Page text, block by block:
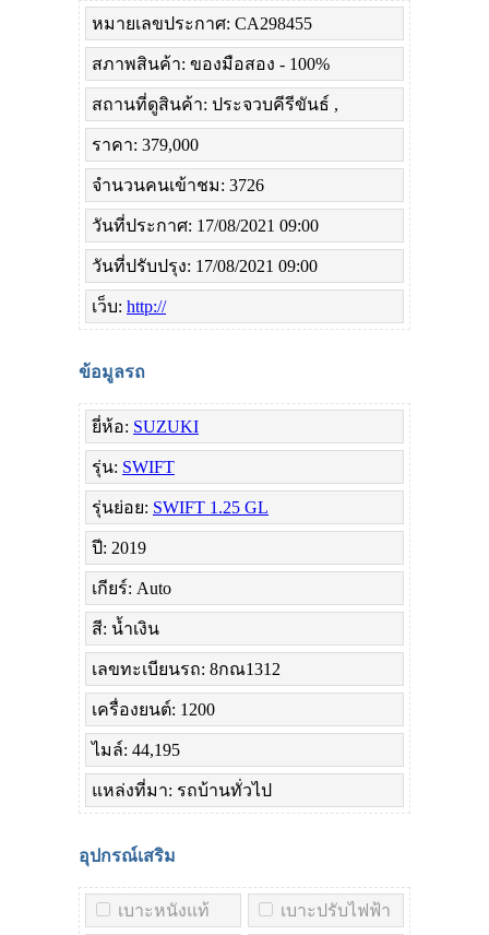
หมายเลขประกาศ: CA298455
สภาพสินค้า: ของมือสอง - 100%
สถานที่ดูสินค้า: ประจวบคีรีขันธ์ ,
ราคา: 379,000
จำนวนคนเข้าชม: 3726
วันที่ประกาศ: 17/08/2021 09:00
วันที่ปรับปรุง: 17/08/2021 09:00
เว็บ: http://
ข้อมูลรถ
ยี่ห้อ: SUZUKI
รุ่น: SWIFT
รุ่นย่อย: SWIFT 1.25 GL
ปี: 2019
เกียร์: Auto
สี: น้ำเงิน
เลขทะเบียนรถ: 8กณ1312
เครื่องยนต์: 1200
ไมล์: 44,195
แหล่งที่มา: รถบ้านทั่วไป
อุปกรณ์เสริม
เบาะหนังแท้ เบาะปรับไฟฟ้า